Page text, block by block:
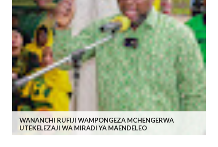
WANANCHI RUFIJI WAMPONGEZA MCHENGERWA
UTEKELEZAJI WA MIRADI YA MAENDELEO